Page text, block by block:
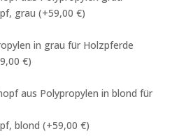
grau (+59,00 €)
€)
blond (+59,00 €)